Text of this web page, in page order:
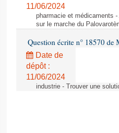
11/06/2024
pharmacie et médicaments
sur le marche du
Question écrite n° 18570 de
Date de
dépôt :
11/06/2024
industrie - Trouver une